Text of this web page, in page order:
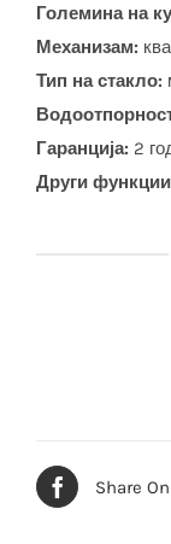
Големина на
Механизам:
Тип на стакло:
Гаранција: 2
Други
Share